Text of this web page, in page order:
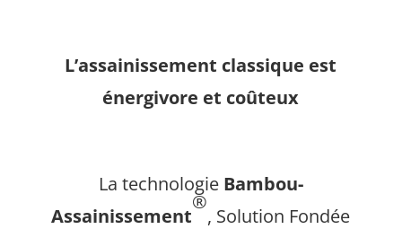
L’assainissement classique est
énergivore et coûteux
La technologie Bambou-
Assainissement
®
, Solution Fondée